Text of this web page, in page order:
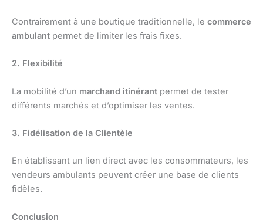
Contrairement à une boutique traditionnelle, le commerce
ambulant permet de limiter les frais fixes.
2. Flexibilité
La mobilité d’un marchand itinérant permet de tester
différents marchés et d’optimiser les ventes.
3. Fidélisation de la Clientèle
En établissant un lien direct avec les consommateurs, les
vendeurs ambulants peuvent créer une base de clients
fidèles.
Conclusion